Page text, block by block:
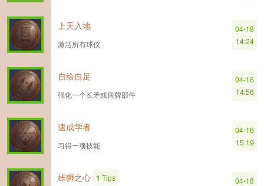
上天入地
激活所有球仪
04-18
14:24
自给自足
强化一个长矛或盾牌部件
04-16
14:56
速成学者
习得一项技能
04-16
15:19
雄狮之心 1 Tips
04-18